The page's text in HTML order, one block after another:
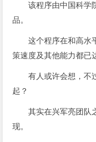
该程序由中国科学
品。
这个程序在和高水
策速度及其他能力都已
有人或许会想，不
起？
其实在兴军亮团队
现。